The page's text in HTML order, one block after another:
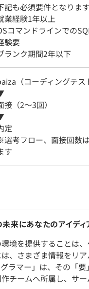
記も必須要件となります
業経験1年以上
コマンドラインでの
験要
ランク期間2年以下
（コーディングテス
接（2～3回）
定
考フロー、面接回数
す
来にあなたのアイディ
境を提供することは
、さまざま情報をリ
ラマー」は、その「要
チームへ所属し、サー